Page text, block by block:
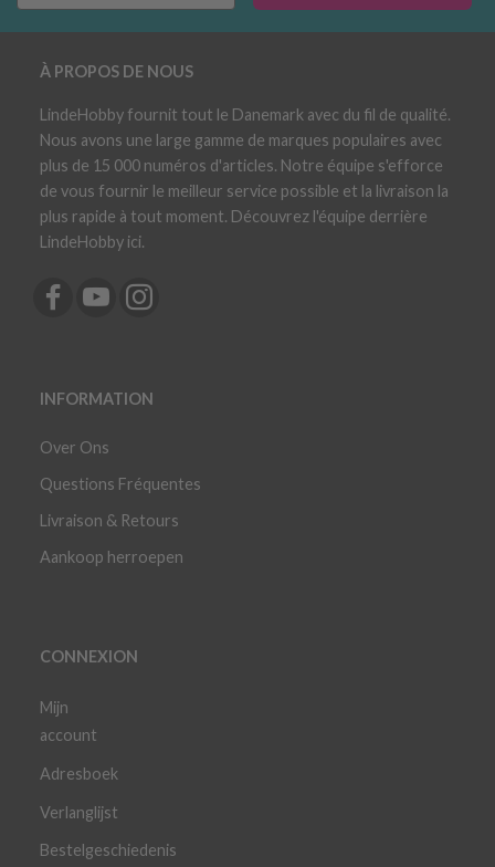
À PROPOS DE NOUS
LindeHobby fournit tout le Danemark avec du fil de qualité.
Nous avons une large gamme de marques populaires avec
plus de 15 000 numéros d'articles. Notre équipe s'efforce
de vous fournir le meilleur service possible et la livraison la
plus rapide à tout moment. Découvrez l'équipe derrière
LindeHobby ici.
INFORMATION
Over Ons
Questions Fréquentes
Livraison & Retours
Aankoop herroepen
CONNEXION
Mijn
account
Adresboek
Verlanglijst
Bestelgeschiedenis